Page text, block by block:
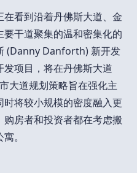
看到沿着丹佛斯大道、金
干道聚集的温和密集化的
(Danny Danforth) 新开发
项目，将在丹佛斯大道
大道规划策略旨在强化主
将较小规模的密度融入更
房者和投资者都在考虑搬
。